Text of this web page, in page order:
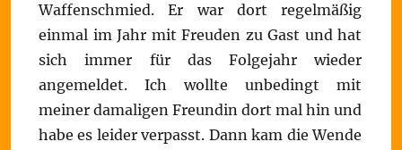
Waffenschmied. Er war dort regelmäßig
einmal im Jahr mit Freuden zu Gast und hat
sich immer für das Folgejahr wieder
angemeldet. Ich wollte unbedingt mit
meiner damaligen Freundin dort mal hin und
habe es leider verpasst. Dann kam die Wende